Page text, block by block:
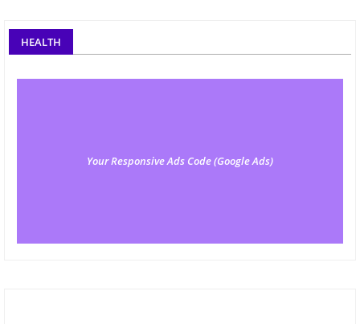
HEALTH
Your Responsive Ads Code (Google Ads)